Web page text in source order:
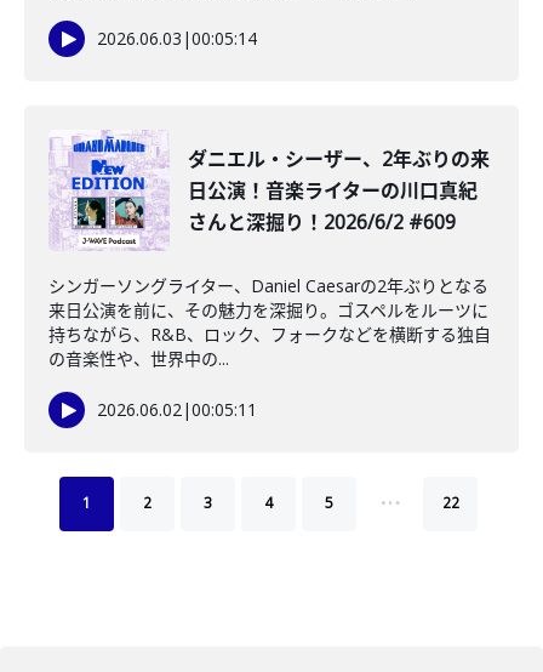
2026.06.03 |00:05:14
ダニエル・シーザー、2年ぶりの来
日公演！音楽ライターの川口真紀
さんと深掘り！2026/6/2 #609
シンガーソングライター、Daniel Caesarの2年ぶりとなる
来日公演を前に、その魅力を深掘り。ゴスペルをルーツに
持ちながら、R&B、ロック、フォークなどを横断する独自
の音楽性や、世界中の...
2026.06.02|00:05:11
1 2 3 4 5 … 22